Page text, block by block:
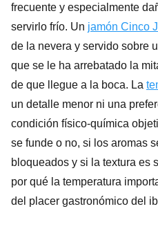
frecuente y especialmente
servirlo frío. Un jamón Cinco
de la nevera y servido sobre
que se le ha arrebatado la
de que llegue a la boca. La
un detalle menor ni una
condición físico-química
se funde o no, si los aromas
bloqueados y si la textura es
por qué la temperatura
del placer gastronómico del